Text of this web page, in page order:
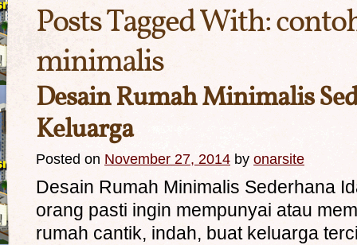
Posts Tagged With:
minimalis
Desain Rumah Minimalis
Keluarga
Posted on November 27, 2014 by onarsite
Desain Rumah Minimalis Sederhana
orang pasti ingin mempunyai atau
rumah cantik, indah, buat keluarga